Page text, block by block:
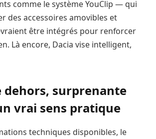
comme le système YouClip — qui
des accessoires amovibles et
être intégrés pour renforcer
Là encore, Dacia vise intelligent,
dehors, surprenante
vrai sens pratique
techniques disponibles, le